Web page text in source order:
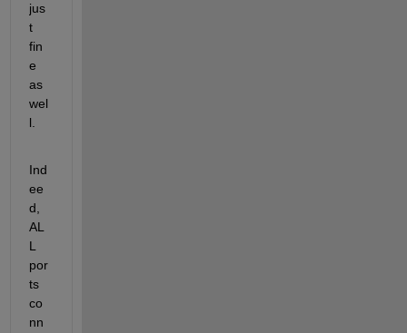
jus
t
fin
e
as
wel
l.
Ind
ee
d,
AL
L
por
ts
co
nn